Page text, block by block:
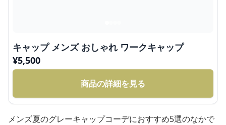
キャップ メンズ おしゃれ ワークキャップ
¥5,500
商品の詳細を見る
メンズ夏のグレーキャップコーデにおすすめ5選のなかで